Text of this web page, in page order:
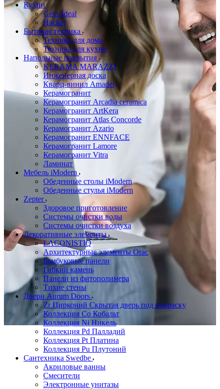
Кухни
Geos Ideal
Hacker
Бытовая техника
Техника для дома
Техника для кухни
Напольные покрытия
KERAMA MARAZZI
Инженерная доска
Кварц-винил Amadei
Керамогранит
Керамогранит Arcadia ceramica
Керамогранит ArtKera
Керамогранит Atlas Concorde
Керамогранит Azario
Керамогранит ENNFACE
Керамогранит Lamore
Керамогранит Vitra
Ламинат
Мебель iModern
Обеденные столы iModern
Обеденные стулья iModern
Zepter
Здоровое приготовление
Системы очистки воды
Системы очистки воздуха
Декоративные элементы
LACONISTIQ
Архитектурные элементы Orac
Бамбуковые панели
Гибкий камень
Панели из фитополимера
Тихие стены
Двери Aurum Doors
Zr Цирконий Скрытая дверь под покраску
Коллекция Co Кобальт
Коллекция Ni Никель
Коллекция Pd Палладий
Коллекция Pt Платина
Коллекция Pu Плутоний
Сантехника Swedbe
Акриловые ванны
Смесители
Электронные унитазы